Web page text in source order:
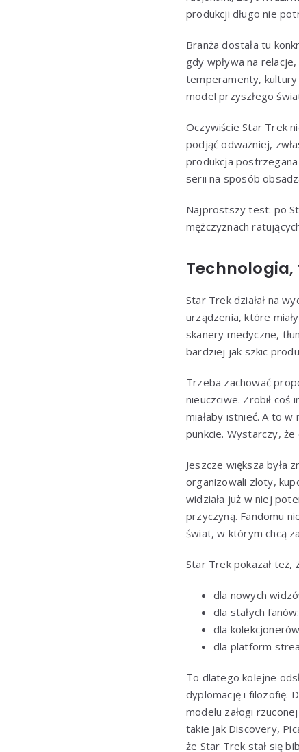
produkcji długo nie
Branża dostała tu
gdy wpływa na
temperamenty, kultury
model przyszłego
Oczywiście Star Trek
podjąć odważniej,
produkcja
serii na sposób
Najprostszy test: po
mężczyznach
Star Trek działał na
urządzenia, które
skanery medyczne,
bardziej jak szkic
Trzeba zachować
nieuczciwe. Zrobił coś
miałaby istnieć. A to
punkcie. Wystarczy,
Jeszcze większa była
organizowali zloty,
widziała już w niej
przyczyną. Fandomu
świat, w którym chcą
Star Trek pokazał też,
dla nowych
dla stałych
dla
dla platform
To dlatego kolejne
dyplomację i filozofię.
modelu załogi
takie jak Discovery,
że Star Trek stał się